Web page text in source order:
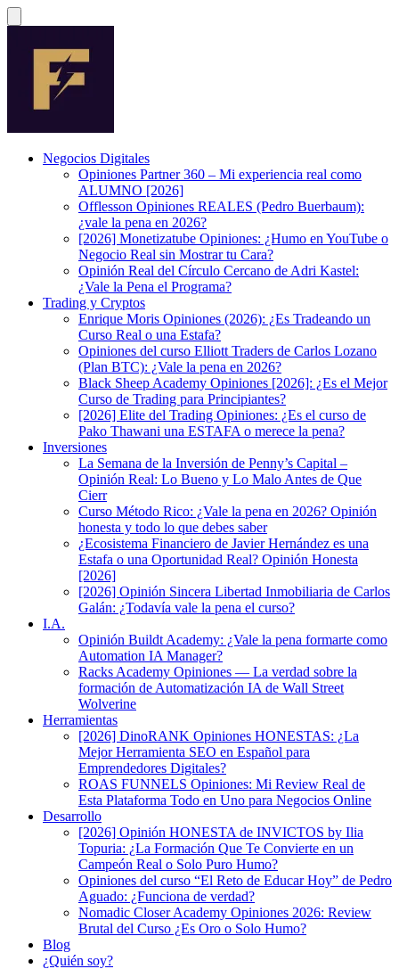
Negocios Digitales
Opiniones Partner 360 – Mi experiencia real como
ALUMNO [2026]
Offlesson Opiniones REALES (Pedro Buerbaum):
¿vale la pena en 2026?
[2026] Monetizatube Opiniones: ¿Humo en YouTube o
Negocio Real sin Mostrar tu Cara?
Opinión Real del Círculo Cercano de Adri Kastel:
¿Vale la Pena el Programa?
Trading y Cryptos
Enrique Moris Opiniones (2026): ¿Es Tradeando un
Curso Real o una Estafa?
Opiniones del curso Elliott Traders de Carlos Lozano
(Plan BTC): ¿Vale la pena en 2026?
Black Sheep Academy Opiniones [2026]: ¿Es el Mejor
Curso de Trading para Principiantes?
[2026] Elite del Trading Opiniones: ¿Es el curso de
Pako Thawani una ESTAFA o merece la pena?
Inversiones
La Semana de la Inversión de Penny’s Capital –
Opinión Real: Lo Bueno y Lo Malo Antes de Que
Cierr
Curso Método Rico: ¿Vale la pena en 2026? Opinión
honesta y todo lo que debes saber
¿Ecosistema Financiero de Javier Hernández es una
Estafa o una Oportunidad Real? Opinión Honesta
[2026]
[2026] Opinión Sincera Libertad Inmobiliaria de Carlos
Galán: ¿Todavía vale la pena el curso?
I.A.
Opinión Buildt Academy: ¿Vale la pena formarte como
Automation IA Manager?
Racks Academy Opiniones — La verdad sobre la
formación de Automatización IA de Wall Street
Wolverine
Herramientas
[2026] DinoRANK Opiniones HONESTAS: ¿La
Mejor Herramienta SEO en Español para
Emprendedores Digitales?
ROAS FUNNELS Opiniones: Mi Review Real de
Esta Plataforma Todo en Uno para Negocios Online
Desarrollo
[2026] Opinión HONESTA de INVICTOS by Ilia
Topuria: ¿La Formación Que Te Convierte en un
Campeón Real o Solo Puro Humo?
Opiniones del curso “El Reto de Educar Hoy” de Pedro
Aguado: ¿Funciona de verdad?
Nomadic Closer Academy Opiniones 2026: Review
Brutal del Curso ¿Es Oro o Solo Humo?
Blog
¿Quién soy?